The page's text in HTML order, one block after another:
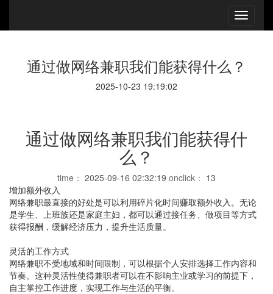
通过做网络兼职我们能获得什么？
2025-10-23 19:19:02
通过做网络兼职我们能获得什
么？
time： 2025-09-16 02:32:19 onclick： 13
增加额外收入
网络兼职最直接的好处是可以利用碎片化时间赚取额外收入。无论
是学生、上班族还是家庭主妇，都可以通过接任务、做项目等方式
获得报酬，缓解经济压力，提升生活质量。
灵活的工作方式
网络兼职不受地域和时间限制，可以根据个人安排选择工作内容和
节奏。这种灵活性使得兼职者可以在不影响主业或学习的前提下，
自主掌控工作进度，实现工作与生活的平衡。